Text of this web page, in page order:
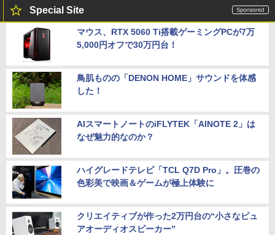
Special Site
マウス、RTX 5060 Ti搭載ゲーミングPCが7万
5,000円オフで30万円台！
鳥肌ものの「DENON HOME」サウンドを体感
した！
AIスマートノートのiFLYTEK「AINOTE 2」は
なぜ魅力的なのか？
ハイグレードテレビ「TCL Q7D Pro」。圧巻の
色彩美で映画＆ゲームが極上体験に
クリエイティブが作った2万円台の“小さなピュ
アオーディオスピーカー”